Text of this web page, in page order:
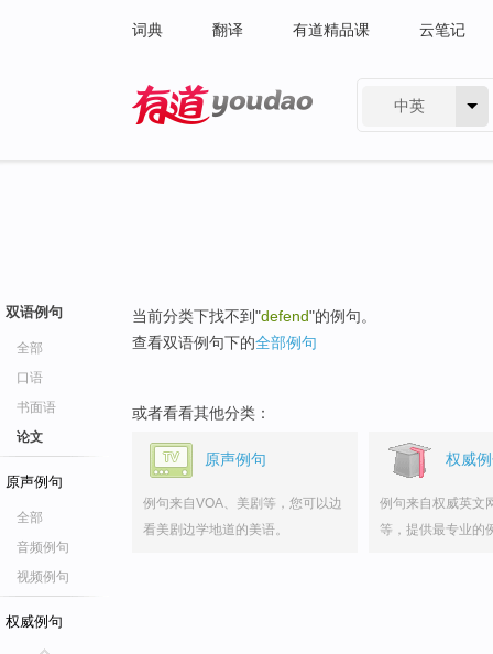
词典 翻译 有道精品课 云笔记
中英
双语例句
全部
口语
书面语
论文
原声例句
全部
音频例句
视频例句
权威例句
当前分类下找不到"defend"的例句。
查看双语例句下的全部例句
或者看看其他分类：
原声例句
例句来自VOA、美剧等，您可以边
看美剧边学地道的美语。
权威
例句来自权威英文
等，提供最专业的